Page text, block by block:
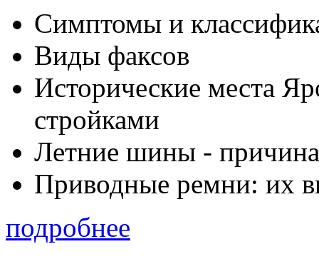
Симптомы и
Виды факсов
Исторические места
стройками
Летние шины -
Приводные ремни: их
подробнее